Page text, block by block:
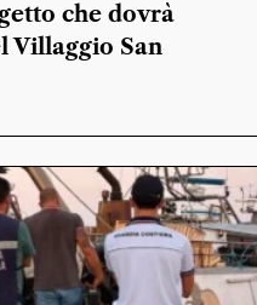
che dovrà
Villaggio San